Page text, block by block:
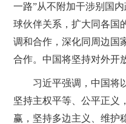
一路”从不附加干涉别国
球伙伴关系，扩大同各国
调和合作，深化同周边国
合作。中国将坚持对外开
习近平强调，中国将
坚持主权平等、公平正义
赢，坚持多边主义、维护